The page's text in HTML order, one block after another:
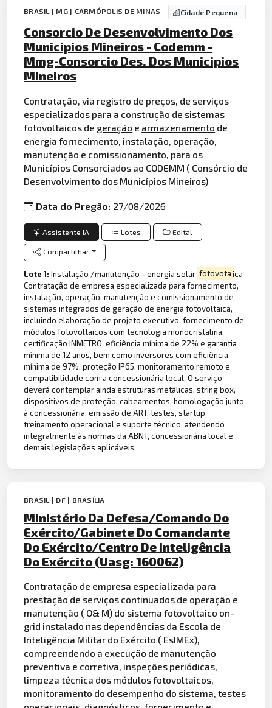
BRASIL | MG | CARMÓPOLIS DE MINAS Cidade Pequena
Consorcio De Desenvolvimento Dos
Municipios Mineiros - Codemm -
Mmg-Consorcio Des. Dos Municipios
Mineiros
Contratação, via registro de preços, de serviços
especializados para a construção de sistemas
fotovoltaicos de geração e armazenamento de
energia fornecimento, instalação, operação,
manutenção e comissionamento, para os
Municípios Consorciados ao CODEMM ( Consórcio de
Desenvolvimento dos Municípios Mineiros)
Data do Pregão: 27/08/2026
Assistente IA Lotes Edital
Compartilhar
Lote 1:Instalação /manutenção - energia solar fotovotaica
Contratação de empresa especializada para fornecimento,
instalação, operação, manutenção e comissionamento de
sistemas integrados de geração de energia fotovoltaica,
incluindo elaboração de projeto executivo, fornecimento de
módulos fotovoltaicos com tecnologia monocristalina,
certificação INMETRO, eficiência mínima de 22% e garantia
mínima de 12 anos, bem como inversores com eficiência
mínima de 97%, proteção IP65, monitoramento remoto e
compatibilidade com a concessionária local. O serviço
deverá contemplar ainda estruturas metálicas, string box,
dispositivos de proteção, cabeamentos, homologação junto
à concessionária, emissão de ART, testes, startup,
treinamento operacional e suporte técnico, atendendo
integralmente às normas da ABNT, concessionária local e
demais legislações aplicáveis.
BRASIL | DF | BRASÍLIA
Ministério Da Defesa/Comando Do
Exército/Gabinete Do Comandante
Do Exército/Centro De Inteligência
Do Exército (Uasg: 160062)
Contratação de empresa especializada para
prestação de serviços continuados de operação e
manutenção ( O& M) do sistema fotovoltaico on-
grid instalado nas dependências da Escola de
Inteligência Militar do Exército ( EsIMEx),
compreendendo a execução de manutenção
preventiva e corretiva, inspeções periódicas,
limpeza técnica dos módulos fotovoltaicos,
monitoramento do desempenho do sistema, testes